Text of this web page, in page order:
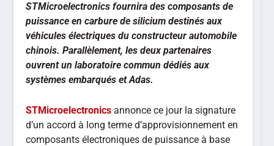
STMicroelectronics fournira des composants de
puissance en carbure de silicium destinés aux
véhicules électriques du constructeur automobile
chinois. Parallèlement, les deux partenaires
ouvrent un laboratoire commun dédiés aux
systèmes embarqués et Adas.
STMicroelectronics annonce ce jour la signature
d’un accord à long terme d’approvisionnement en
composants électroniques de puissance à base